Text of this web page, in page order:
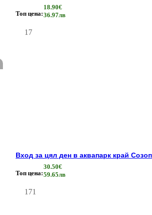
Топ цена:
18.90€
36.97лв
17
Вход за цял ден в аквапарк край
Топ цена:
30.50€
59.65лв
171